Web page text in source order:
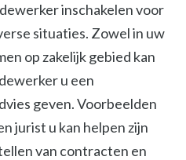
inschakelen voor
situaties. Zowel in uw
op zakelijk gebied kan
u een
geven. Voorbeelden
jurist u kan helpen zijn
van contracten en